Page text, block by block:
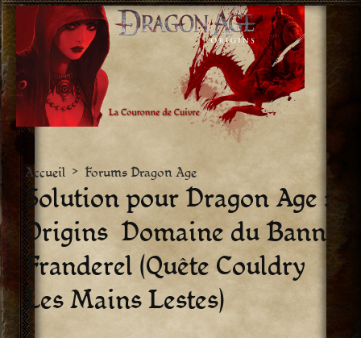
Aller
vers
le
contenu
Accueil > Forums Dragon Age
Solution pour Dragon Age :
Origins  Domaine du Bann
Franderel (Quête Couldry
Les Mains Lestes)